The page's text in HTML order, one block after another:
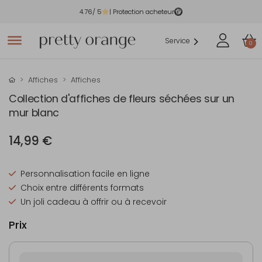
4.76/ 5 | Protection acheteur
Service 0
Affiches Affiches
Collection d'affiches de fleurs séchées sur un
mur blanc
14,99 €
Personnalisation facile en ligne
Choix entre différents formats
Un joli cadeau à offrir ou à recevoir
Prix